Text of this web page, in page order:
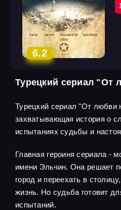
6.2
Турецкий сериал "От
Турецкий сериал "От любви
захватывающая история о
испытаниях судьбы и
Главная героиня сериала -
имени Эльчин. Она решает
город и переехать в
жизнь. Но судьба готовит
испытаний.